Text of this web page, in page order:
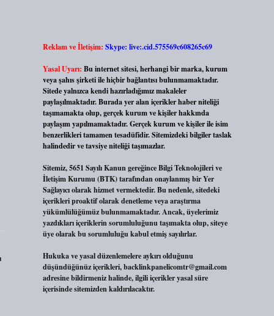
Reklam ve İletişim: Skype: live:.cid.575569c608265c69
Yasal Uyarı: Bu internet sitesi, herhangi bir marka, kurum
veya şahıs şirketi ile hiçbir bağlantısı bulunmamaktadır.
Sitede yalnızca kendi hazırladığımız makaleler
paylaşılmaktadır. Burada yer alan içerikler haber niteliği
taşımamakta olup, gerçek kurum ve kişiler hakkında
paylaşım yapılmamaktadır. Gerçek kurum ve kişiler ile isim
benzerlikleri tamamen tesadüfidir. Sitemizdeki bilgiler taslak
halindedir ve tavsiye niteliği taşımazlar.
Sitemiz, 5651 Sayılı Kanun gereğince Bilgi Teknolojileri ve
İletişim Kurumu (BTK) tarafından onaylanmış bir Yer
Sağlayıcı olarak hizmet vermektedir. Bu nedenle, sitedeki
içerikleri proaktif olarak denetleme veya araştırma
yükümlülüğümüz bulunmamaktadır. Ancak, üyelerimiz
yazdıkları içeriklerin sorumluluğunu taşımakta olup, siteye
üye olarak bu sorumluluğu kabul etmiş sayılırlar.
Hukuka ve yasal düzenlemelere aykırı olduğunu
düşündüğünüz içerikleri,backlinkpanelicomtr@gmail.com
adresine bildirmeniz halinde, ilgili içerikler yasal süre
içerisinde sitemizden kaldırılacaktır.